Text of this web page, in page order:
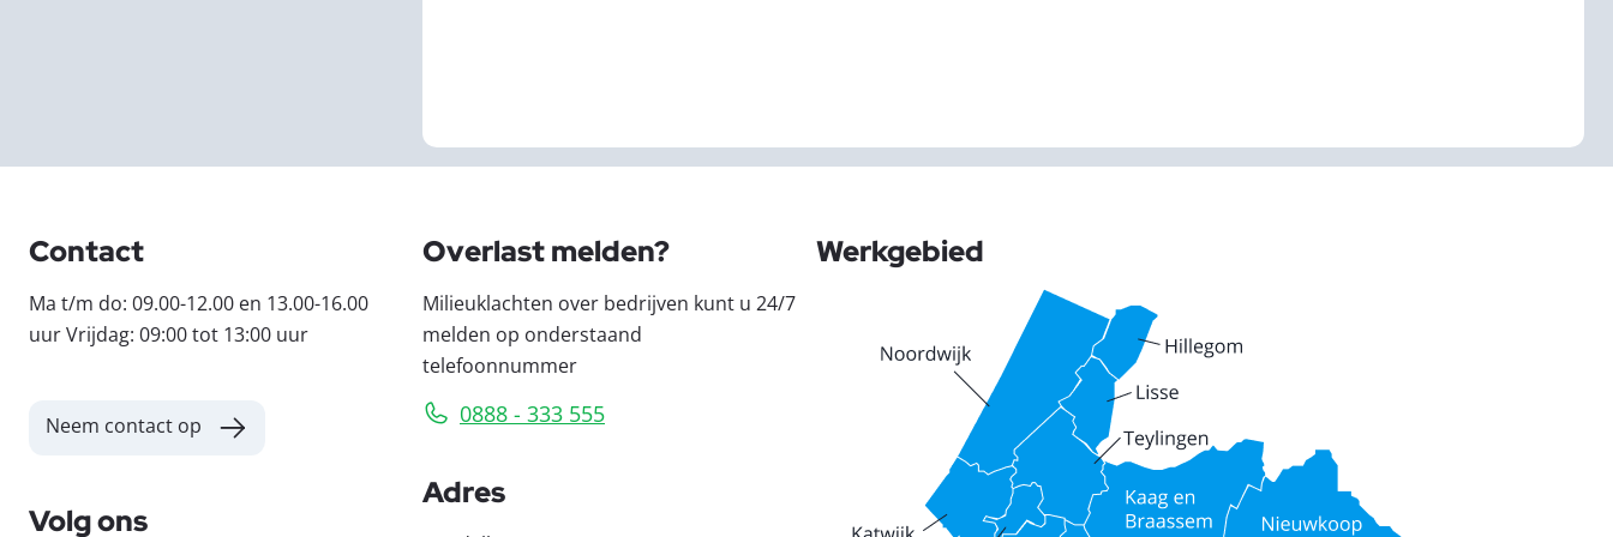
Contact
Ma t/m do: 09.00-12.00 en 13.00-16.00
uur Vrijdag: 09:00 tot 13:00 uur
Neem contact op
Volg ons
Overlast melden?
Milieuklachten over bedrijven kunt u 24/7
melden op onderstaand
telefoonnummer
0888 - 333 555
Adres
Werkgebied